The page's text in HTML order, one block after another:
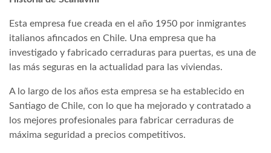
Esta empresa fue creada en el año 1950 por inmigrantes
italianos afincados en Chile. Una empresa que ha
investigado y fabricado cerraduras para puertas, es una de
las más seguras en la actualidad para las viviendas.
A lo largo de los años esta empresa se ha establecido en
Santiago de Chile, con lo que ha mejorado y contratado a
los mejores profesionales para fabricar cerraduras de
máxima seguridad a precios competitivos.